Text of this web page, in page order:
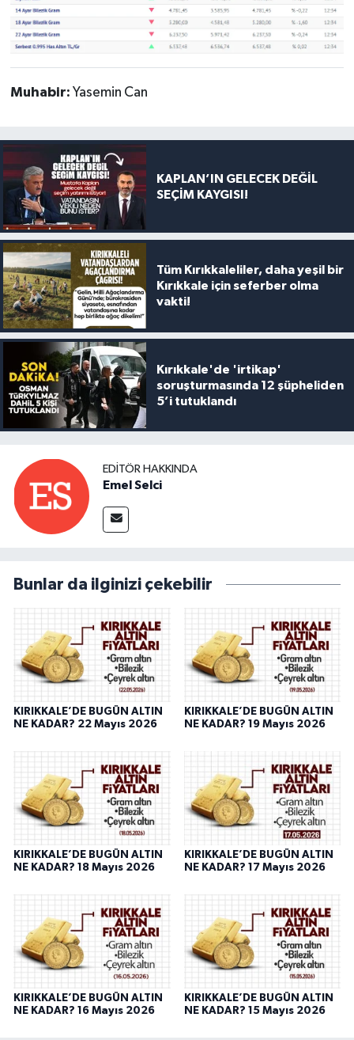
Muhabir: Yasemin Can
KAPLAN’IN GELECEK DEĞİL
SEÇİM KAYGISI!
Tüm Kırıkkaleliler, daha yeşil bir
Kırıkkale için seferber olma
vakti!
Kırıkkale'de 'irtikap'
soruşturmasında 12 şüpheliden
5’i tutuklandı
EDITÖR HAKKINDA
Emel Selci
Bunlar da ilginizi çekebilir
KIRIKKALE’DE BUGÜN ALTIN
NE KADAR? 22 Mayıs 2026
KIRIKKALE’DE BUGÜN ALTIN
NE KADAR? 19 Mayıs 2026
KIRIKKALE’DE BUGÜN ALTIN
NE KADAR? 18 Mayıs 2026
KIRIKKALE’DE BUGÜN ALTIN
NE KADAR? 17 Mayıs 2026
KIRIKKALE’DE BUGÜN ALTIN
NE KADAR? 16 Mayıs 2026
KIRIKKALE’DE BUGÜN ALTIN
NE KADAR? 15 Mayıs 2026